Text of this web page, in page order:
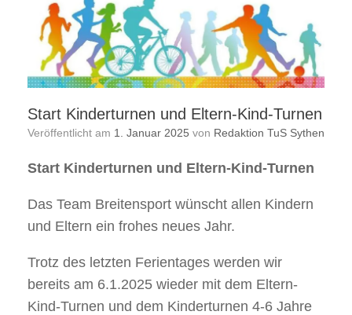
Start Kinderturnen und Eltern-Kind-Turnen
Veröffentlicht am 1. Januar 2025 von Redaktion TuS Sythen
Start Kinderturnen und Eltern-Kind-Turnen
Das Team Breitensport wünscht allen Kindern
und Eltern ein frohes neues Jahr.
Trotz des letzten Ferientages werden wir
bereits am 6.1.2025 wieder mit dem Eltern-
Kind-Turnen und dem Kinderturnen 4-6 Jahre